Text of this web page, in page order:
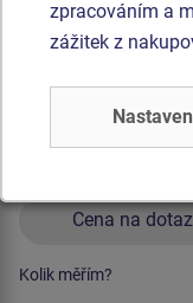
Cena na dotaz
Kolik měřím?
zpracováním a
zážitek z